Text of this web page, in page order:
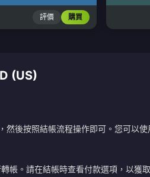
評價 購買
(US)
後按照結帳流程操作即可。您可以使
帳。請在結帳時查看付款選項，以獲